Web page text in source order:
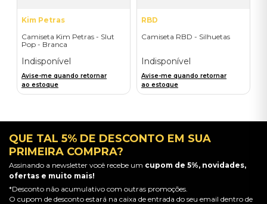
Kim Petras
Camiseta Kim Petras - Slut
Pop - Branca
Indisponível
Avise-me quando retornar
ao estoque
RBD
Camiseta RBD - Silhuetas
Indisponível
Avise-me quando retornar
ao estoque
QUE TAL 5% DE DESCONTO EM SUA
PRIMEIRA COMPRA?
Assinando a newsletter você recebe um cupom de 5%, novidades,
ofertas e muito mais!
*Desconto não acumulativo com outras promoções.
O cupom de desconto estará na caixa de entrada do seu email dentro de